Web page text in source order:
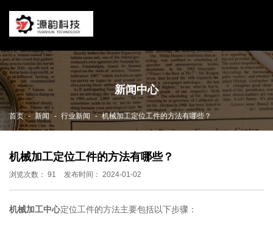
新闻中心
首页 - 新闻 - 行业新闻 - 机械加工定位工件的方法有哪些？
机械加工定位工件的方法有哪些？
浏览次数： 91 发布时间： 2024-01-02
机械加工中心定位工件的方法主要包括以下步骤：